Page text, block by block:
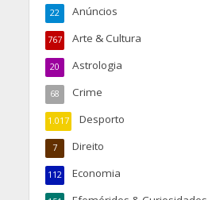
Anúncios
22
Arte & Cultura
767
Astrologia
20
Crime
68
Desporto
1.017
Direito
7
Economia
112